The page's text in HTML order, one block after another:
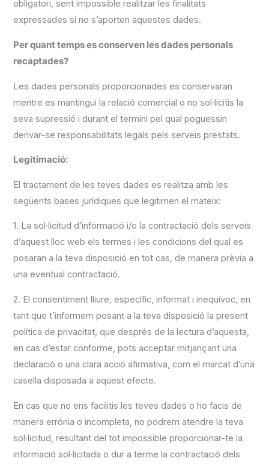
obligatori, sent impossible realitzar les finalitats
expressades si no s’aporten aquestes dades.
Per quant temps es conserven les dades personals
recaptades?
Les dades personals proporcionades es conservaran
mentre es mantingui la relació comercial o no sol·licitis la
seva supressió i durant el termini pel qual poguessin
derivar-se responsabilitats legals pels serveis prestats.
Legitimació:
El tractament de les teves dades es realitza amb les
següents bases jurídiques que legitimen el mateix:
1. La sol·licitud d’informació i/o la contractació dels serveis
d’aquest lloc web els termes i les condicions del qual es
posaran a la teva disposició en tot cas, de manera prèvia a
una eventual contractació.
2. El consentiment lliure, específic, informat i inequívoc, en
tant que t’informem posant a la teva disposició la present
política de privacitat, que després de la lectura d’aquesta,
en cas d’estar conforme, pots acceptar mitjançant una
declaració o una clara acció afirmativa, com el marcat d’una
casella disposada a aquest efecte.
En cas que no ens facilitis les teves dades o ho facis de
manera errònia o incompleta, no podrem atendre la teva
sol·licitud, resultant del tot impossible proporcionar-te la
informació sol·licitada o dur a terme la contractació dels